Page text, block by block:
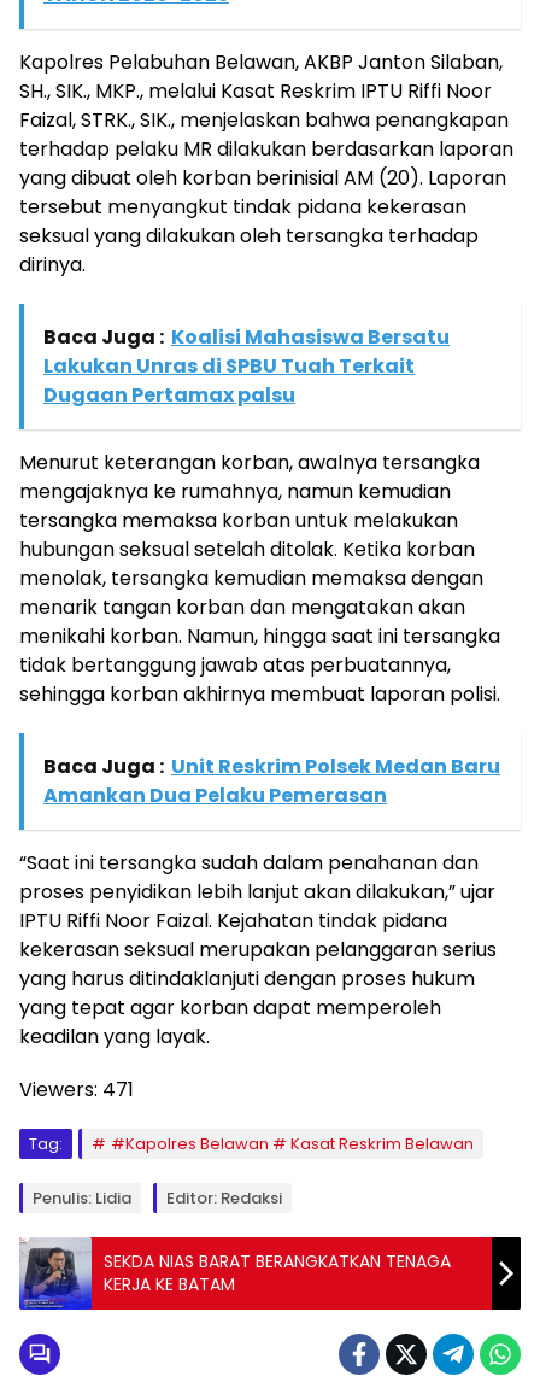
Kapolres Pelabuhan Belawan, AKBP Janton Silaban,
SH., SIK., MKP., melalui Kasat Reskrim IPTU Riffi Noor
Faizal, STRK., SIK., menjelaskan bahwa penangkapan
terhadap pelaku MR dilakukan berdasarkan laporan
yang dibuat oleh korban berinisial AM (20). Laporan
tersebut menyangkut tindak pidana kekerasan
seksual yang dilakukan oleh tersangka terhadap
dirinya.
Baca Juga : Koalisi Mahasiswa Bersatu
Lakukan Unras di SPBU Tuah Terkait
Dugaan Pertamax palsu
Menurut keterangan korban, awalnya tersangka
mengajaknya ke rumahnya, namun kemudian
tersangka memaksa korban untuk melakukan
hubungan seksual setelah ditolak. Ketika korban
menolak, tersangka kemudian memaksa dengan
menarik tangan korban dan mengatakan akan
menikahi korban. Namun, hingga saat ini tersangka
tidak bertanggung jawab atas perbuatannya,
sehingga korban akhirnya membuat laporan polisi.
Baca Juga : Unit Reskrim Polsek Medan Baru
Amankan Dua Pelaku Pemerasan
“Saat ini tersangka sudah dalam penahanan dan
proses penyidikan lebih lanjut akan dilakukan,” ujar
IPTU Riffi Noor Faizal. Kejahatan tindak pidana
kekerasan seksual merupakan pelanggaran serius
yang harus ditindaklanjuti dengan proses hukum
yang tepat agar korban dapat memperoleh
keadilan yang layak.
Viewers: 471
Tag: #Kapolres Belawan # Kasat Reskrim Belawan
Penulis: Lidia Editor: Redaksi
SEKDA NIAS BARAT BERANGKATKAN TENAGA
KERJA KE BATAM